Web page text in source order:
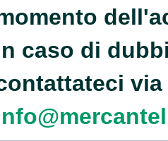
caso di